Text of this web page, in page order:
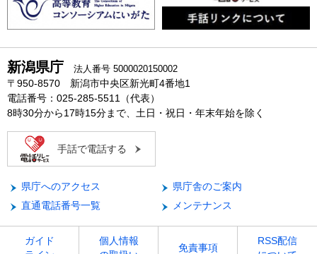
新潟県庁 法人番号 5000020150002
〒950-8570 新潟市中央区新光町4番地1
電話番号：025-285-5511（代表）
8時30分から17時15分まで、土日・祝日・年末年始を除く
手話で電話する
県庁へのアクセス
県庁舎のご案内
直通電話番号一覧
メンテナンス
ガイド
個人情報
免責事項
RSS配信